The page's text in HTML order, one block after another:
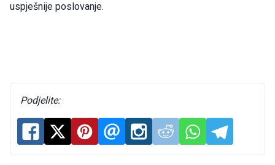
uspješnije poslovanje.
Podjelite: